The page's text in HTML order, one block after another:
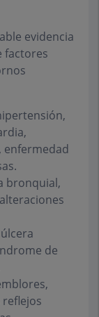
evidencia
factores
enfermedad
bronquial,
de